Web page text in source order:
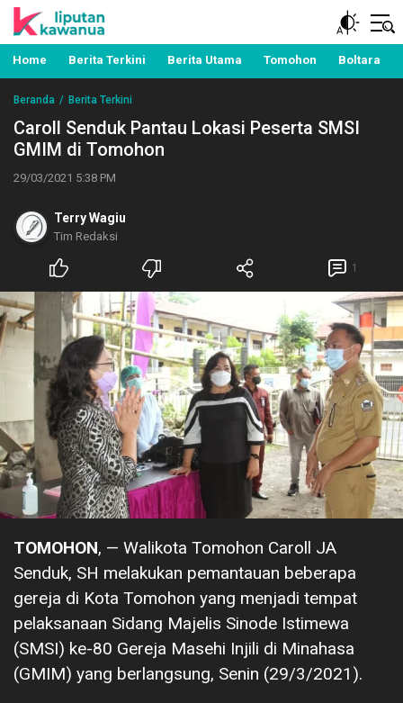
Liputan Kawanua
Berita Manado, Sulawesi Utara, Kawanua, Politik,
Pemerintahan, Hukum Kriminal dan Nasional
Home Berita Terkini Berita Utama Tomohon Boltara
Beranda Berita Terkini
Caroll Senduk Pantau Lokasi Peserta SMSI
GMIM di Tomohon
29/03/2021 5:38 PM
Terry Wagiu
Tim Redaksi
1
TOMOHON, — Walikota Tomohon Caroll JA
Senduk, SH melakukan pemantauan beberapa
gereja di Kota Tomohon yang menjadi tempat
pelaksanaan Sidang Majelis Sinode Istimewa
(SMSI) ke-80 Gereja Masehi Injili di Minahasa
(GMIM) yang berlangsung, Senin (29/3/2021).